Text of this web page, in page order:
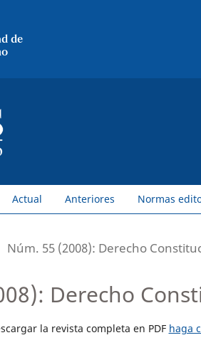
de
Actual Anteriores Normas
Núm. 55 (2008): Derecho
Derecho
la revista completa en PDF haga